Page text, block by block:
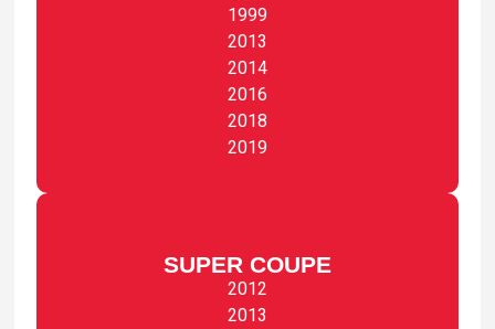
1999
2013
2014
2016
2018
2019
SUPER COUPE
2012
2013